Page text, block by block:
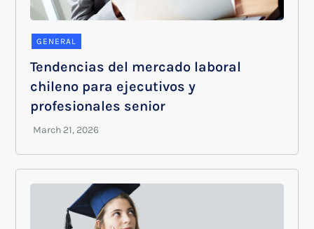
GENERAL
Tendencias del mercado laboral
chileno para ejecutivos y
profesionales senior